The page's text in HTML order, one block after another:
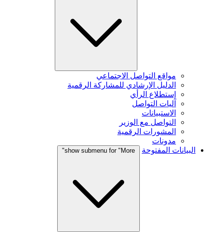
مواقع التواصل الاجتماعي
الدليل الإرشادي للمشاركة الرقمية
إستطلاع الرأي
آليات التواصل
الاستبيانات
التواصل مع الوزير
المشورات الرقمية
مدونات
البيانات المفتوحة
show submenu for "More"